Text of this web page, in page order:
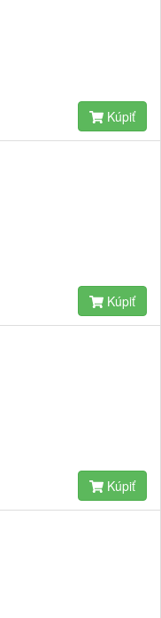
Kúpiť
Kúpiť
Kúpiť